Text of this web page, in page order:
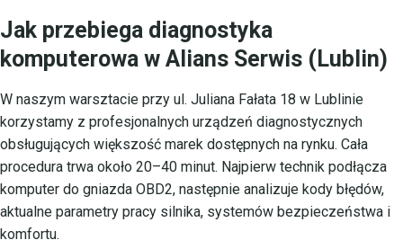
Jak przebiega diagnostyka
komputerowa w Alians Serwis (Lublin)
W naszym warsztacie przy ul. Juliana Fałata 18 w Lublinie
korzystamy z profesjonalnych urządzeń diagnostycznych
obsługujących większość marek dostępnych na rynku. Cała
procedura trwa około 20–40 minut. Najpierw technik podłącza
komputer do gniazda OBD2, następnie analizuje kody błędów,
aktualne parametry pracy silnika, systemów bezpieczeństwa i
komfortu.